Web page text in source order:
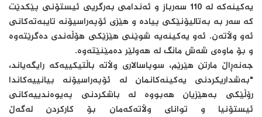
یەکینەکە لە 110 سەرباز و ئەندامی بەرگریی ئیستۆنی پێکدێت
کە سەر بە بەتالیۆنێکی پیادە و هێزی ئۆپەراسیۆنە تایبەتەکانی
ئەو وڵاتەن. ئەو یەکینەیە شوێنی هێزێکی هۆڵەندی دەگرێتەوە
و بۆ ماوەی شەش مانگ لە هەولێر دەمێنێتەوە.
جەنەڕاڵ مارتن هێرێم، سوپاسالاری وڵاتە باڵتیکییەکە رایگەیاند،
"بەشداریکردنی یەکینەکانمان لە ئۆپەراسیۆنە بیانییەکاندا
رۆڵێکی بەهێزیان هەبووە لە باشکردنی پەیوەندییەکانی
ئیستۆنیا و توانای وڵاتەکەمان بۆ کارکردن لەگەڵ